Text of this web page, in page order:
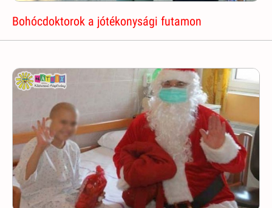
Bohócdoktorok a jótékonysági futamon